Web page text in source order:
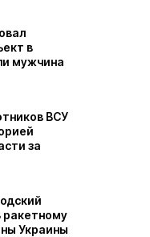
в
мужчина
ВСУ
за
ракетному
Украины